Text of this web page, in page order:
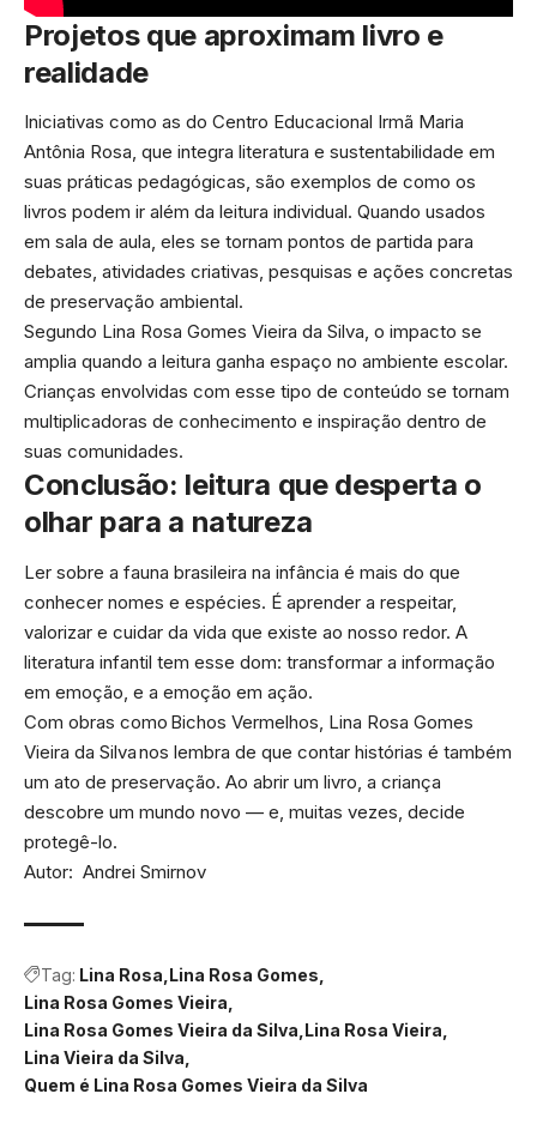
Projetos que aproximam livro e
realidade
Iniciativas como as do Centro Educacional Irmã Maria
Antônia Rosa, que integra literatura e sustentabilidade em
suas práticas pedagógicas, são exemplos de como os
livros podem ir além da leitura individual. Quando usados
em sala de aula, eles se tornam pontos de partida para
debates, atividades criativas, pesquisas e ações concretas
de preservação ambiental.
Segundo Lina Rosa Gomes Vieira da Silva, o impacto se
amplia quando a leitura ganha espaço no ambiente escolar.
Crianças envolvidas com esse tipo de conteúdo se tornam
multiplicadoras de conhecimento e inspiração dentro de
suas comunidades.
Conclusão: leitura que desperta o
olhar para a natureza
Ler sobre a fauna brasileira na infância é mais do que
conhecer nomes e espécies. É aprender a respeitar,
valorizar e cuidar da vida que existe ao nosso redor. A
literatura infantil tem esse dom: transformar a informação
em emoção, e a emoção em ação.
Com obras como Bichos Vermelhos, Lina Rosa Gomes
Vieira da Silva nos lembra de que contar histórias é também
um ato de preservação. Ao abrir um livro, a criança
descobre um mundo novo — e, muitas vezes, decide
protegê-lo.
Autor: Andrei Smirnov
Tag: Lina Rosa Lina Rosa Gomes
Lina Rosa Gomes Vieira
Lina Rosa Gomes Vieira da Silva Lina Rosa Vieira
Lina Vieira da Silva
Quem é Lina Rosa Gomes Vieira da Silva